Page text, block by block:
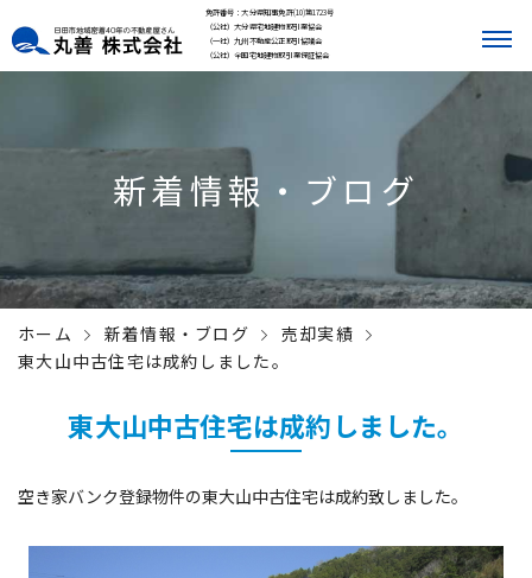
免許番号：大分県知事免許(10)第1723号
（公社）大分県宅地建物取引業協会
（一社）九州不動産公正取引協議会
（公社）全国宅地建物取引業保証協会
新着情報・ブログ
ホーム 新着情報・ブログ
売却実績
東大山中古住宅は成約しました。
東大山中古住宅は成約しました。
空き家バンク登録物件の東大山中古住宅は成約致しました。